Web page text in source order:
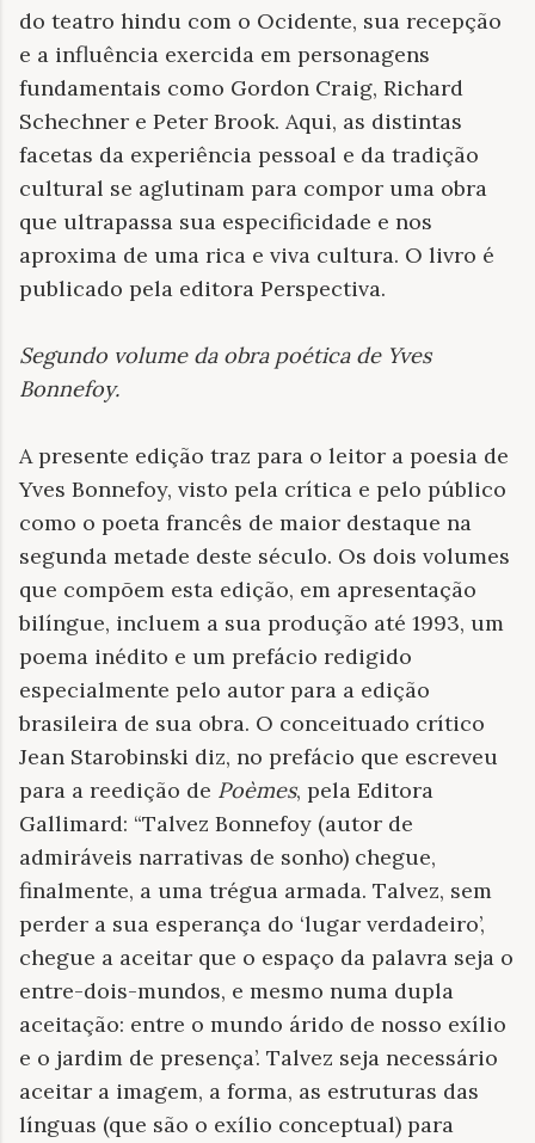
do teatro hindu com o Ocidente, sua recepção
e a influência exercida em personagens
fundamentais como Gordon Craig, Richard
Schechner e Peter Brook. Aqui, as distintas
facetas da experiência pessoal e da tradição
cultural se aglutinam para compor uma obra
que ultrapassa sua especificidade e nos
aproxima de uma rica e viva cultura. O livro é
publicado pela editora Perspectiva.
Segundo volume da obra poética de Yves
Bonnefoy.
A presente edição traz para o leitor a poesia de
Yves Bonnefoy, visto pela crítica e pelo público
como o poeta francês de maior destaque na
segunda metade deste século. Os dois volumes
que compõem esta edição, em apresentação
bilíngue, incluem a sua produção até 1993, um
poema inédito e um prefácio redigido
especialmente pelo autor para a edição
brasileira de sua obra. O conceituado crítico
Jean Starobinski diz, no prefácio que escreveu
para a reedição de Poèmes, pela Editora
Gallimard: “Talvez Bonnefoy (autor de
admiráveis narrativas de sonho) chegue,
finalmente, a uma trégua armada. Talvez, sem
perder a sua esperança do ‘lugar verdadeiro’,
chegue a aceitar que o espaço da palavra seja o
entre-dois-mundos, e mesmo numa dupla
aceitação: entre o mundo árido de nosso exílio
e o jardim de presença’. Talvez seja necessário
aceitar a imagem, a forma, as estruturas das
línguas (que são o exílio conceptual) para